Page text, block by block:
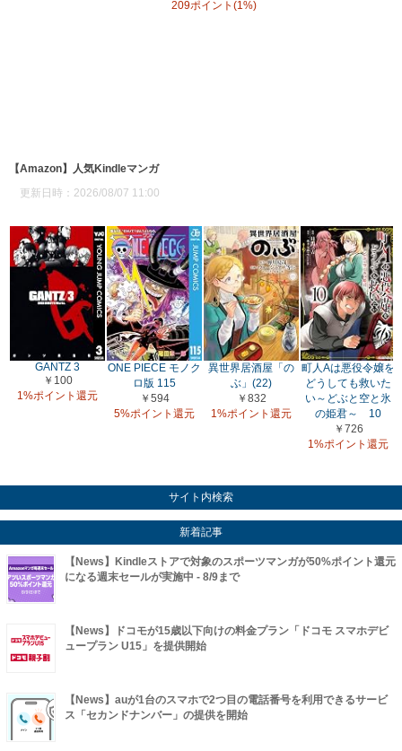
209ポイント(1%)
【Amazon】人気Kindleマンガ
更新日時：2026/08/07 11:00
GANTZ 3
￥100
1%ポイント還元
ONE PIECE モノク
ロ版 115
￥594
5%ポイント還元
異世界居酒屋「の
ぶ」(22)
￥832
1%ポイント還元
町人Aは悪役令嬢を
どうしても救いた
い～どぶと空と氷
の姫君～ 10
￥726
1%ポイント還元
サイト内検索
新着記事
【News】Kindleストアで対象のスポーツマンガが50%ポイント還元
になる週末セールが実施中 - 8/9まで
【News】ドコモが15歳以下向けの料金プラン「ドコモ スマホデビ
ュープラン U15」を提供開始
【News】auが1台のスマホで2つ目の電話番号を利用できるサービ
ス「セカンドナンバー」の提供を開始